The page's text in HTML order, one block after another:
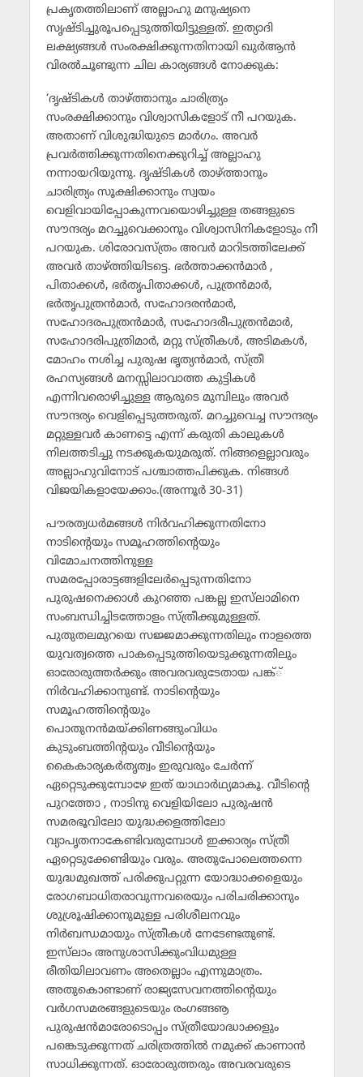
പ്രകൃതത്തിലാണ് അല്ലാഹു മനുഷ്യനെ
സൃഷ്ടിച്ചുരൂപപ്പെടുത്തിയിട്ടുള്ളത്. ഇത്യാദി
ലക്ഷ്യങ്ങള്‍ സംരക്ഷിക്കുന്നതിനായി ഖുര്‍ആന്‍
വിരല്‍ചൂണ്ടുന്ന ചില കാര്യങ്ങള്‍ നോക്കുക:
‘ദൃഷ്ടികള്‍ താഴ്ത്താനും ചാരിത്ര്യം
സംരക്ഷിക്കാനും വിശ്വാസികളോട് നീ പറയുക.
അതാണ് വിശുദ്ധിയുടെ മാര്‍ഗം. അവര്‍
പ്രവര്‍ത്തിക്കുന്നതിനെക്കുറിച്ച് അല്ലാഹു
നന്നായറിയുന്നു. ദൃഷ്ടികള്‍ താഴ്ത്താനും
ചാരിത്ര്യം സൂക്ഷിക്കാനും സ്വയം
വെളിവായിപ്പോകുന്നവയൊഴിച്ചുള്ള തങ്ങളുടെ
സൗന്ദര്യം മറച്ചുവെക്കാനും വിശ്വാസിനികളോടും നീ
പറയുക. ശിരോവസ്ത്രം അവര്‍ മാറിടത്തിലേക്ക്
അവര്‍ താഴ്ത്തിയിടട്ടെ. ഭര്‍ത്താക്കന്‍മാര്‍ ,
പിതാക്കള്‍, ഭര്‍തൃപിതാക്കള്‍, പുത്രന്‍മാര്‍,
ഭര്‍തൃപുത്രന്‍മാര്‍, സഹോദരന്‍മാര്‍,
സഹോദരപുത്രന്‍മാര്‍, സഹോദരീപുത്രന്‍മാര്‍,
സഹോദരിപുത്രിമാര്‍, മറ്റു സ്ത്രീകള്‍, അടിമകള്‍,
മോഹം നശിച്ച പുരുഷ ഭൃത്യന്‍മാര്‍, സ്ത്രീ
രഹസ്യങ്ങള്‍ മനസ്സിലാവാത്ത കുട്ടികള്‍
എന്നിവരൊഴിച്ചുള്ള ആരുടെ മുമ്പിലും അവര്‍
സൗന്ദര്യം വെളിപ്പെടുത്തരുത്. മറച്ചുവെച്ച സൗന്ദര്യം
മറ്റുള്ളവര്‍ കാണട്ടെ എന്ന് കരുതി കാലുകള്‍
നിലത്തടിച്ചു നടക്കുകയുമരുത്. നിങ്ങളെല്ലാവരും
അല്ലാഹുവിനോട് പശ്ചാത്തപിക്കുക. നിങ്ങള്‍
വിജയികളായേക്കാം.(അന്നൂര്‍ 30-31)
പൗരത്വധര്‍മങ്ങള്‍ നിര്‍വഹിക്കുന്നതിനോ
നാടിന്റെയും സമൂഹത്തിന്റെയും
വിമോചനത്തിനുള്ള
സമരപ്പോരാട്ടങ്ങളിലേര്‍പ്പെടുന്നതിനോ
പുരുഷനെക്കാള്‍ കുറഞ്ഞ പങ്കല്ല ഇസ്‌ലാമിനെ
സംബന്ധിച്ചിടത്തോളം സ്ത്രീക്കുമുള്ളത്.
പുതുതലമുറയെ സജ്ജമാക്കുന്നതിലും നാളത്തെ
യുവത്വത്തെ പാകപ്പെടുത്തിയെടുക്കുന്നതിലും
ഓരോരുത്തര്‍ക്കും അവരവരുടേതായ പങ്ക്്
നിര്‍വഹിക്കാനുണ്ട്. നാടിന്റെയും
സമൂഹത്തിന്റെയും
പൊതുനന്‍മയ്ക്കിണങ്ങുംവിധം
കുടുംബത്തിന്റയും വീടിന്റെയും
കൈകാര്യകര്‍തൃത്വം ഇരുവരും ചേര്‍ന്ന്
ഏറ്റെടുക്കുമ്പോഴേ ഇത് യാഥാര്‍ഥ്യമാകൂ. വീടിന്റെ
പുറത്തോ , നാടിനു വെളിയിലോ പുരുഷന്‍
സമരഭൂവിലോ യുദ്ധക്കളത്തിലോ
വ്യാപൃതനാകേണ്ടിവരുമ്പോള്‍ ഇക്കാര്യം സ്ത്രീ
ഏറ്റെടുക്കേണ്ടിയും വരും. അതുപോലെത്തന്നെ
യുദ്ധമുഖത്ത് പരിക്കുപറ്റുന്ന യോദ്ധാക്കളെയും
രോഗബാധിതരാവുന്നവരെയും പരിചരിക്കാനും
ശുശ്രൂഷിക്കാനുമുള്ള പരിശീലനവും
നിര്‍ബന്ധമായും സ്ത്രീകള്‍ നേടേണ്ടതുണ്ട്.
ഇസ്‌ലാം അനുശാസിക്കുംവിധമുള്ള
രീതിയിലാവണം അതെല്ലാം എന്നുമാത്രം.
അതുകൊണ്ടാണ് രാജ്യസേവനത്തിന്റെയും
വര്‍ഗസമരങ്ങളുടെയും രംഗങ്ങൡ
പുരുഷന്‍മാരോടൊപ്പം സ്ത്രീയോദ്ധാക്കളും
പങ്കെടുക്കുന്നത് ചരിത്രത്തില്‍ നമുക്ക് കാണാന്‍
സാധിക്കുന്നത്. ഓരോരുത്തരും അവരവരുടെ